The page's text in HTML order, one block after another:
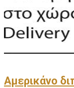
Αμερικάνο